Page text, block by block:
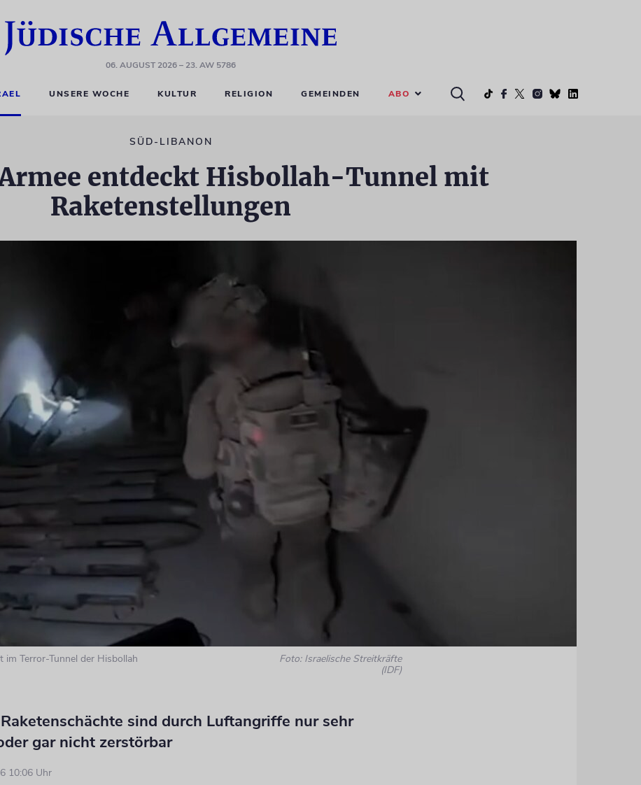
06. AUGUST 2026– 23. AW 5786
UNSERE WOCHE KULTUR RELIGION GEMEINDEN ABO
SÜD-LIBANON
entdeckt Hisbollah-Tunnel mit
Raketenstellungen
im Terror-Tunnel der Hisbollah
Foto: Israelische Streitkräfte
(IDF)
sind durch Luftangriffe nur sehr
gar nicht zerstörbar
10:06 Uhr